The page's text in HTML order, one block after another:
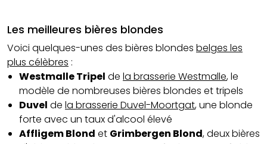
Les meilleures bières blondes
Voici quelques-unes des bières blondes belges les
plus célèbres :
Westmalle Tripel de la brasserie Westmalle, le
modèle de nombreuses bières blondes et tripels
Duvel de la brasserie Duvel-Moortgat, une blonde
forte avec un taux d'alcool élevé
Affligem Blond et Grimbergen Blond, deuxbières